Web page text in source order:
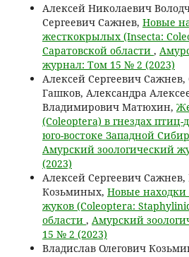
Алексей Николаевич
Сергеевич Сажнев, Новые
жесткокрылых (Insecta:
Саратовской области ,
журнал: Том 15 № 2 (2023)
Алексей Сергеевич
Гашков, Александра
Владимирович Матюхин,
(Coleoptera) в гнездах
юго-востоке Западной
Амурский зоологический
(2023)
Алексей Сергеевич Сажнев,
Козьминых, Новые
жуков (Coleoptera:
области , Амурский
15 № 2 (2023)
Владислав Олегович